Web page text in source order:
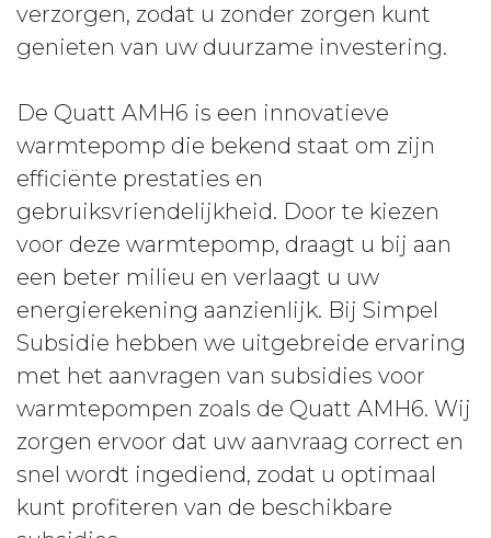
verzorgen, zodat u zonder zorgen kunt
genieten van uw duurzame investering.
De Quatt AMH6 is een innovatieve
warmtepomp die bekend staat om zijn
efficiënte prestaties en
gebruiksvriendelijkheid. Door te kiezen
voor deze warmtepomp, draagt u bij aan
een beter milieu en verlaagt u uw
energierekening aanzienlijk. Bij Simpel
Subsidie hebben we uitgebreide ervaring
met het aanvragen van subsidies voor
warmtepompen zoals de Quatt AMH6. Wij
zorgen ervoor dat uw aanvraag correct en
snel wordt ingediend, zodat u optimaal
kunt profiteren van de beschikbare